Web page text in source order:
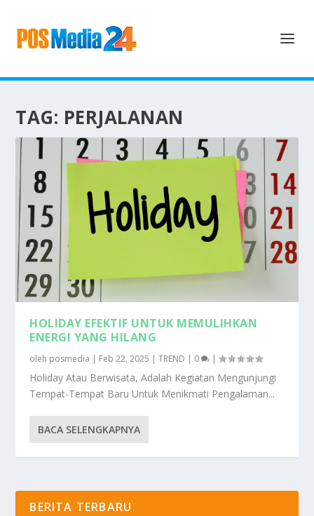
TAG: PERJALANAN
HOLIDAY EFEKTIF UNTUK MEMULIHKAN
ENERGI YANG HILANG
oleh posmedia | Feb 22, 2025 |TREND | 0 |
Holiday Atau Berwisata, Adalah Kegiatan Mengunjungi
Tempat-Tempat Baru Untuk Menikmati Pengalaman...
BACA SELENGKAPNYA
BERITA TERBARU